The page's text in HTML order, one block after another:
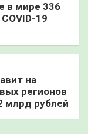
в мире 336
19
на
регионов
млрд рублей